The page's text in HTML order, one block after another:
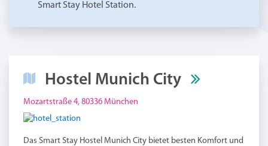
Smart Stay Hotel Station.
Hostel Munich City
Mozartstraße 4, 80336 München
Das Smart Stay Hostel Munich City bietet besten Komfort und